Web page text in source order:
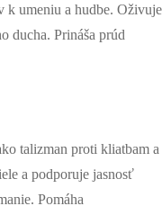
k umeniu a hudbe. Oživuje
ducha. Prináša prúd
talizman proti kliatbam a
a podporuje jasnosť
Pomáha